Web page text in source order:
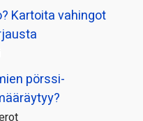
Kartoita vahingot
pörssi­